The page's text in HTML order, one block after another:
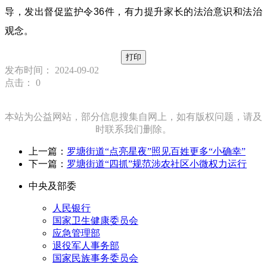
导，发出督促监护令36件，有力提升家长的法治意识和法治
观念。
打印
发布时间： 2024-09-02
点击： 0
本站为公益网站，部分信息搜集自网上，如有版权问题，请及
时联系我们删除。
上一篇： 罗塘街道“点亮星夜”照见百姓更多“小确幸”
下一篇： 罗塘街道“四抓”规范涉农社区小微权力运行
中央及部委
人民银行
国家卫生健康委员会
应急管理部
退役军人事务部
国家民族事务委员会